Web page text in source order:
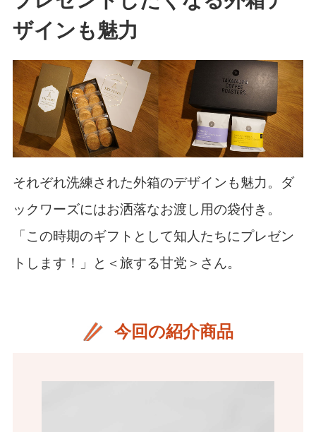
ザインも魅力
それぞれ洗練された外箱のデザインも魅力。ダ
ックワーズにはお洒落なお渡し用の袋付き。
「この時期のギフトとして知人たちにプレゼン
トします！」と＜旅する甘党＞さん。
今回の紹介商品